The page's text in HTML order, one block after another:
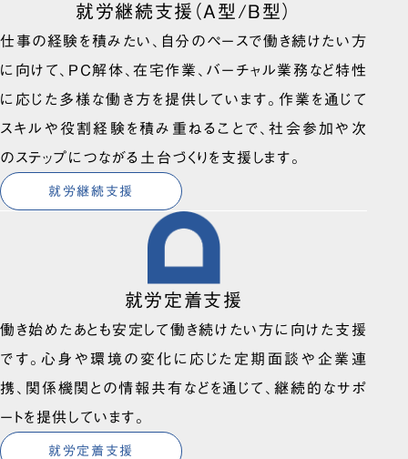
就労継続支援（A型/B型）
仕事の経験を積みたい、自分のペースで働き続けたい方
に向けて、PC解体、在宅作業、バーチャル業務など特性
に応じた多様な働き方を提供しています。作業を通じて
スキルや役割経験を積み重ねることで、社会参加や次
のステップにつながる土台づくりを支援します。
就労継続支援
就労定着支援
働き始めたあとも安定して働き続けたい方に向けた支援
です。心身や環境の変化に応じた定期面談や企業連
携、関係機関との情報共有などを通じて、継続的なサポ
ートを提供しています。
就労定着支援